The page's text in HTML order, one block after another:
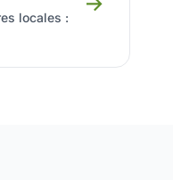
locales :